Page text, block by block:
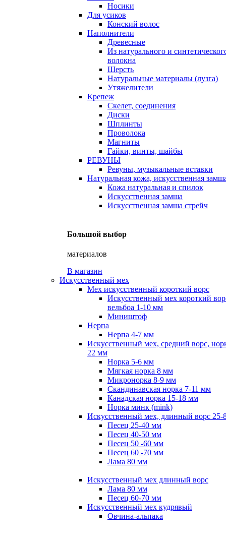
Носики
Для усиков
Конский волос
Наполнители
Древесные
Из натурального и
волокна
Шерсть
Натуральные материалы (лузга)
Утяжелители
Крепеж
Скелет, соединения
Диски
Шплинты
Проволока
Магниты
Гайки, винты, шайбы
РЕВУНЫ
Ревуны, музыкальные вставки
Натуральная кожа, искусственная
Кожа натуральная и спилок
Искусственная замша
Искусственная замша стрейч
Большой выбор
материалов
В магазин
Искусственный мех
Мех искусственный короткий ворс
Искусственный мех короткий
вельбоа 1-10 мм
Миништоф
Нерпа
Нерпа 4-7 мм
Искусственный мех, средний ворс,
22 мм
Норка 5-6 мм
Мягкая норка 8 мм
Микронорка 8-9 мм
Скандинавская норка 7-11 мм
Канадская норка 15-18 мм
Норка минк (mink)
Искусственный мех, длинный ворс 25-
Песец 25-40 мм
Песец 40-50 мм
Песец 50 -60 мм
Песец 60 -70 мм
Лама 80 мм
Искусственный мех длинный ворс
Лама 80 мм
Песец 60-70 мм
Искусственный мех кудрявый
Овчина-альпака